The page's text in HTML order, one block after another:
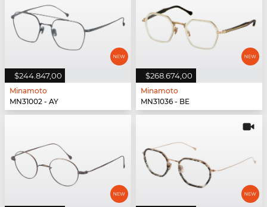
$244.847,00
Minamoto
MN31002 - AY
$268.674,00
Minamoto
MN31036 - BE